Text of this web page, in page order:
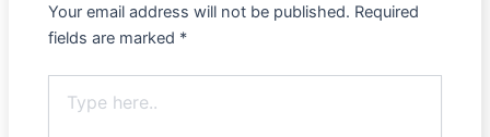
Your email address will not be published. Required
fields are marked *
here..